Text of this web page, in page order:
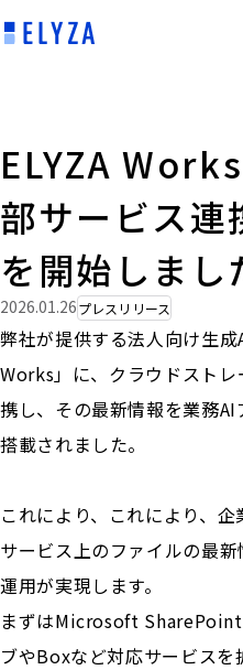
ELYZA
部サービス連
を開始しまし
2026.01.26プレスリリース
弊社が提供する法人向け生成
Works」に、クラウドスト
携し、その最新情報を業務
搭載されました。
これにより、これにより、
サービス上のファイルの最
運用が実現します。
まずはMicrosoft
ブやBoxなど対応サービス